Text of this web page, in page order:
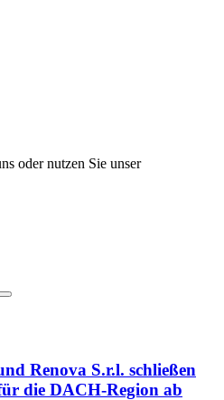
oder nutzen Sie unser
Renova S.r.l. schließen
die DACH-Region ab